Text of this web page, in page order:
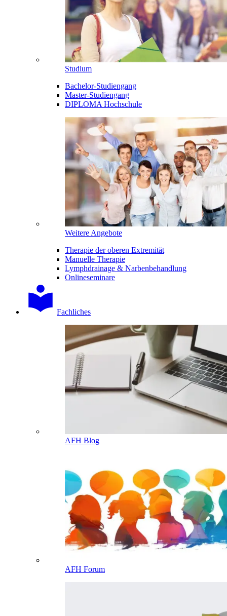
Studium
Bachelor-Studiengang
Master-Studiengang
DIPLOMA Hochschule
Weitere Angebote
Therapie der oberen Extremität
Manuelle Therapie
Lymphdrainage & Narbenbehandlung
Onlineseminare
Fachliches
AFH Blog
AFH Forum